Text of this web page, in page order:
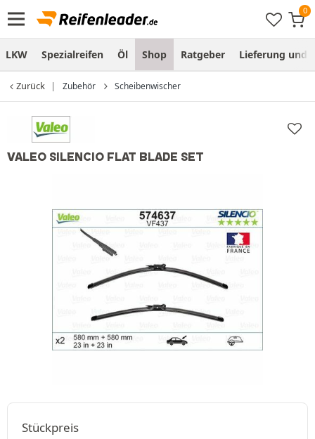
LKW Spezialreifen Öl Shop Ratgeber Lieferung und
Zurück Zubehör Scheibenwischer
VALEO SILENCIO FLAT BLADE SET
Stückpreis